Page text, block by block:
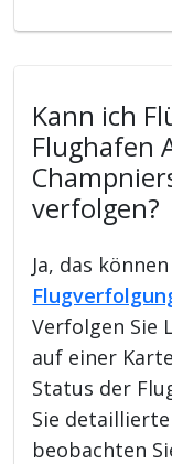
Kann ich
Flughafen
verfolgen?
Ja, das
Verfolgen Sie
auf einer
Status der
Sie
beobachten